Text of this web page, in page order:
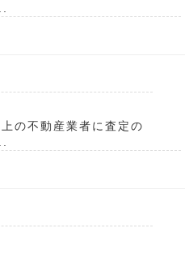
の不動産業者に査定の